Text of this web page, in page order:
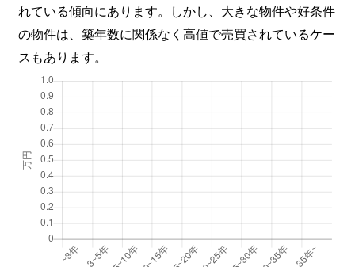
れている傾向にあります。しかし、大きな物件や好条件
の物件は、築年数に関係なく高値で売買されているケー
スもあります。